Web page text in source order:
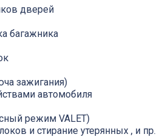
дверей
багажника
зажигания)
автомобиля
режим VALET)
и стирание утерянных , и пр.